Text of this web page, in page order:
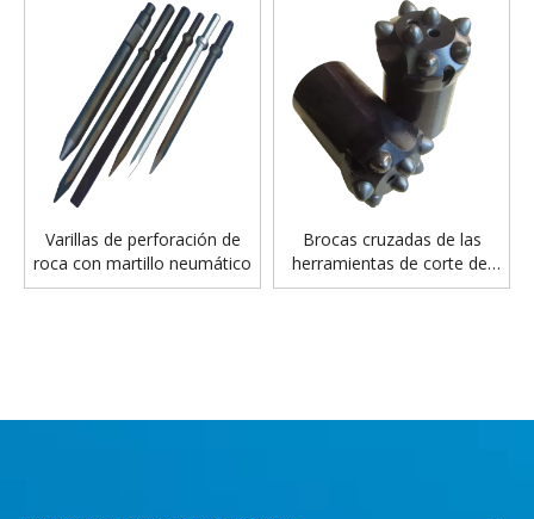
Varillas de perforación de
roca con martillo neumático
Brocas cruzadas de las
herramientas de corte del
carburo de tungsteno para